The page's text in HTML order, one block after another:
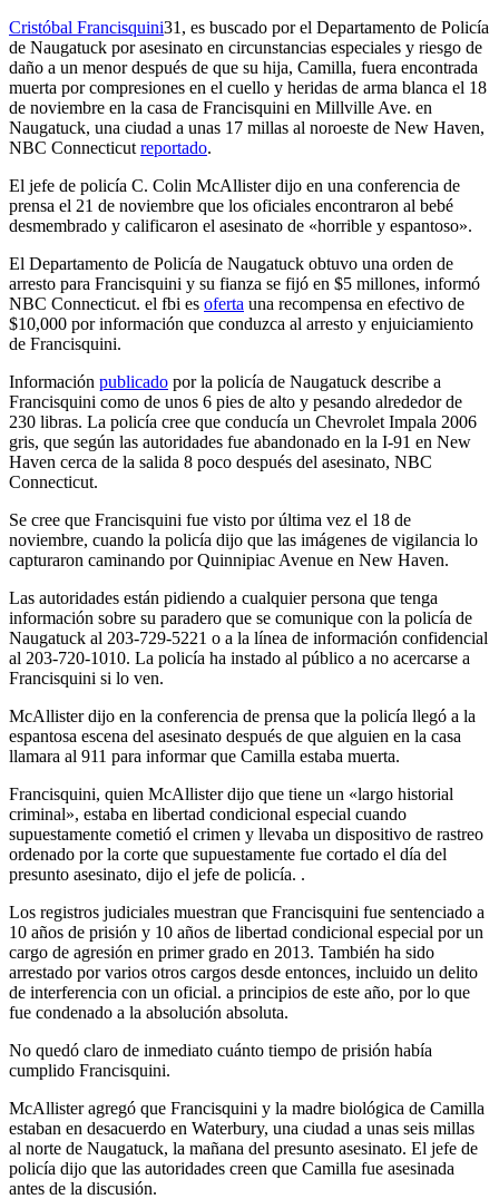
Cristóbal Francisquini31, es buscado por el Departamento de Policía
de Naugatuck por asesinato en circunstancias especiales y riesgo de
daño a un menor después de que su hija, Camilla, fuera encontrada
muerta por compresiones en el cuello y heridas de arma blanca el 18
de noviembre en la casa de Francisquini en Millville Ave. en
Naugatuck, una ciudad a unas 17 millas al noroeste de New Haven,
NBC Connecticut reportado.
El jefe de policía C. Colin McAllister dijo en una conferencia de
prensa el 21 de noviembre que los oficiales encontraron al bebé
desmembrado y calificaron el asesinato de «horrible y espantoso».
El Departamento de Policía de Naugatuck obtuvo una orden de
arresto para Francisquini y su fianza se fijó en $5 millones, informó
NBC Connecticut. el fbi es oferta una recompensa en efectivo de
$10,000 por información que conduzca al arresto y enjuiciamiento
de Francisquini.
Información publicado por la policía de Naugatuck describe a
Francisquini como de unos 6 pies de alto y pesando alrededor de
230 libras. La policía cree que conducía un Chevrolet Impala 2006
gris, que según las autoridades fue abandonado en la I-91 en New
Haven cerca de la salida 8 poco después del asesinato, NBC
Connecticut.
Se cree que Francisquini fue visto por última vez el 18 de
noviembre, cuando la policía dijo que las imágenes de vigilancia lo
capturaron caminando por Quinnipiac Avenue en New Haven.
Las autoridades están pidiendo a cualquier persona que tenga
información sobre su paradero que se comunique con la policía de
Naugatuck al 203-729-5221 o a la línea de información confidencial
al 203-720-1010. La policía ha instado al público a no acercarse a
Francisquini si lo ven.
McAllister dijo en la conferencia de prensa que la policía llegó a la
espantosa escena del asesinato después de que alguien en la casa
llamara al 911 para informar que Camilla estaba muerta.
Francisquini, quien McAllister dijo que tiene un «largo historial
criminal», estaba en libertad condicional especial cuando
supuestamente cometió el crimen y llevaba un dispositivo de rastreo
ordenado por la corte que supuestamente fue cortado el día del
presunto asesinato, dijo el jefe de policía. .
Los registros judiciales muestran que Francisquini fue sentenciado a
10 años de prisión y 10 años de libertad condicional especial por un
cargo de agresión en primer grado en 2013. También ha sido
arrestado por varios otros cargos desde entonces, incluido un delito
de interferencia con un oficial. a principios de este año, por lo que
fue condenado a la absolución absoluta.
No quedó claro de inmediato cuánto tiempo de prisión había
cumplido Francisquini.
McAllister agregó que Francisquini y la madre biológica de Camilla
estaban en desacuerdo en Waterbury, una ciudad a unas seis millas
al norte de Naugatuck, la mañana del presunto asesinato. El jefe de
policía dijo que las autoridades creen que Camilla fue asesinada
antes de la discusión.